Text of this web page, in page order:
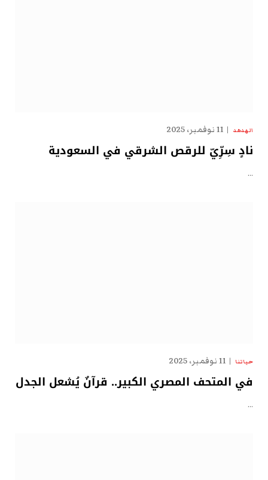
الهدهد 11 نوفمبر، 2025
نادٍ سِرِّيّ للرقص الشرقي في السعودية
…
حياتنا 11 نوفمبر، 2025
في المتحف المصري الكبير.. قرآنٌ يُشعل الجدل
…